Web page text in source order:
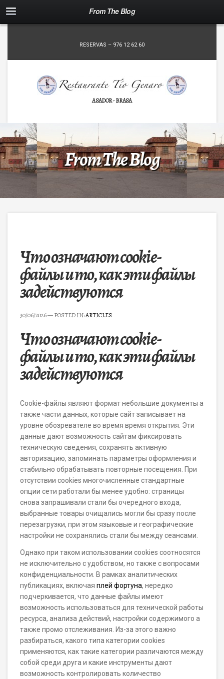
From The Blog
RESERVAS – 976 12 62 60
ASADOR - BRASA
From The Blog
Что означают cookie-
файлы и то, как эти файлы
задействуются
30/06/2026— POSTED IN:ARTICLES
Что означают cookie-
файлы и то, как эти файлы
задействуются
Cookie-файлы являют формат небольшие документы а
также части данных, которые сайт записывает на
уровне обозревателе во время время открытия. Эти
данные дают возможность сайтам фиксировать
техническую сведения, сохранять активную
авторизацию, запоминать параметры оформления и
стабильно обрабатывать повторные посещения. При
отсутствии cookies многочисленные стандартные
опции сети работали бы менее удобно: страницы
снова запрашивали стали бы очередного входа,
выбранные товары очищались могли бы сразу после
перезагрузки, при этом языковые и географические
настройки не сохранялись стали бы между сеансами.
Однако при таком использовании cookies соотносятся
не исключительно с удобством, но также с вопросами
конфиденциальности. В рамках аналитических
публикациях, включая плей фортуна, нередко
подчеркивается, что данные файлы имеют
возможность использоваться для технической работы
ресурса, анализа действий, настройки содержимого а
также промо отслеживания. Из-за этого важно
разбираться, какого типа категории cookies
применяются, как такие категории различаются между
собой среди друга и какие инструменты дают
возможность контролировать количество